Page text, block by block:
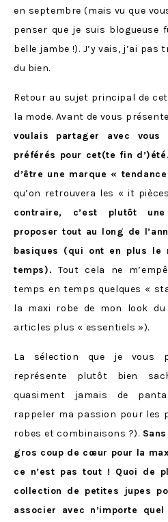
en septembre (mais vu que
penser que je suis blogueuse
belle jambe !). J’y vais, j’ai
du bien.
Retour au sujet principal de
la mode. Avant de vous
voulais partager avec
préférés pour cet(te fin d’)été
d’être une marque «
qu’on retrouvera les « it
contraire, c’est plutôt
proposer tout au long de
basiques (qui ont en plus le
temps). Tout cela ne
temps en temps quelques «
la maxi robe de mon look du
articles plus « essentiels »).
La sélection que je vous
représente plutôt bien
quasiment jamais de
rappeler ma passion pour les
robes et combinaisons ?).
gros coup de cœur pour la
ce n’est pas tout ! Quoi de
collection de petites jupes
associer avec n’importe